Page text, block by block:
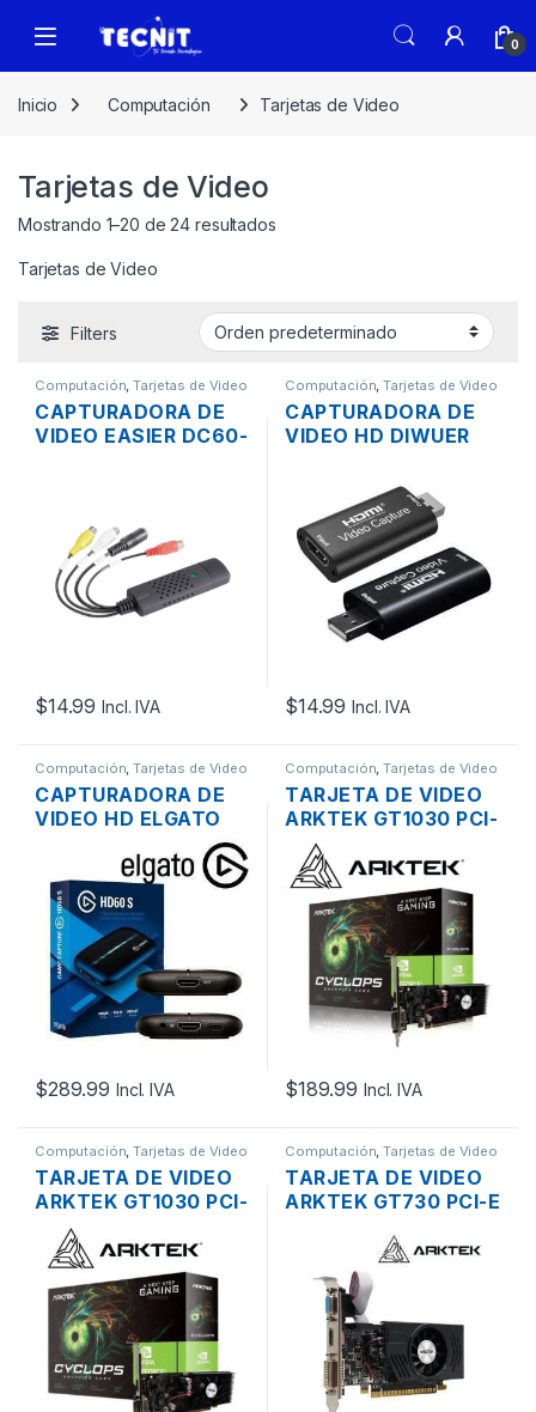
0
Inicio Computación Tarjetas de Video
Tarjetas de Video
Mostrando 1–20 de 24 resultados
Tarjetas de Video
Filters
Computación,Tarjetas de Video
CAPTURADORA DE
VIDEO EASIER DC60-
$14.99 Incl. IVA
Computación,Tarjetas de Video
CAPTURADORA DE
VIDEO HD DIWUER
$14.99 Incl. IVA
Computación,Tarjetas de Video
CAPTURADORA DE
VIDEO HD ELGATO
HD60 S HDMI 1080P
INTERFAZ USB-C 3.0
+ CABLES
$289.99 Incl. IVA
Computación,Tarjetas de Video
TARJETA DE VIDEO
ARKTEK GT1030 PCI-
E X16 3.0 DE 2GB
DDR5, HDMI, DVI-D,
NVIDIA
$189.99 Incl. IVA
Computación,Tarjetas de Video
TARJETA DE VIDEO
ARKTEK GT1030 PCI-
E X16 3.0 DE 2GB
DDR5, HDMI, DVI-D,
NVIDIA
Computación,Tarjetas de Video
TARJETA DE VIDEO
ARKTEK GT730 PCI-E
DDR3, NVIDIA, HDMI,
DVI-D, VGA LP